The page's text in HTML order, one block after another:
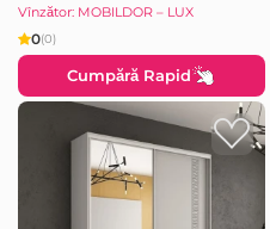
Vînzător: MOBILDOR – LUX
0(0)
Cumpără Rapid